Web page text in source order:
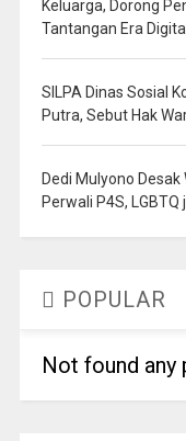
Keluarga, Dorong
Tantangan Era Digital
SILPA Dinas Sosial
Putra, Sebut Hak
Dedi Mulyono
Perwali P4S,
POPULAR
Not found any